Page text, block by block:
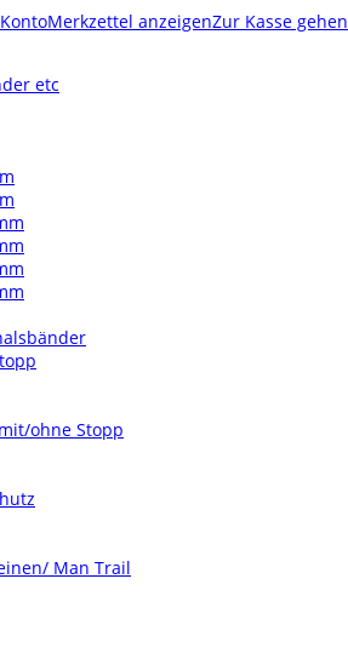
Merkzettel anzeigenZur Kasse gehen
etc
ohne Stopp
Man Trail